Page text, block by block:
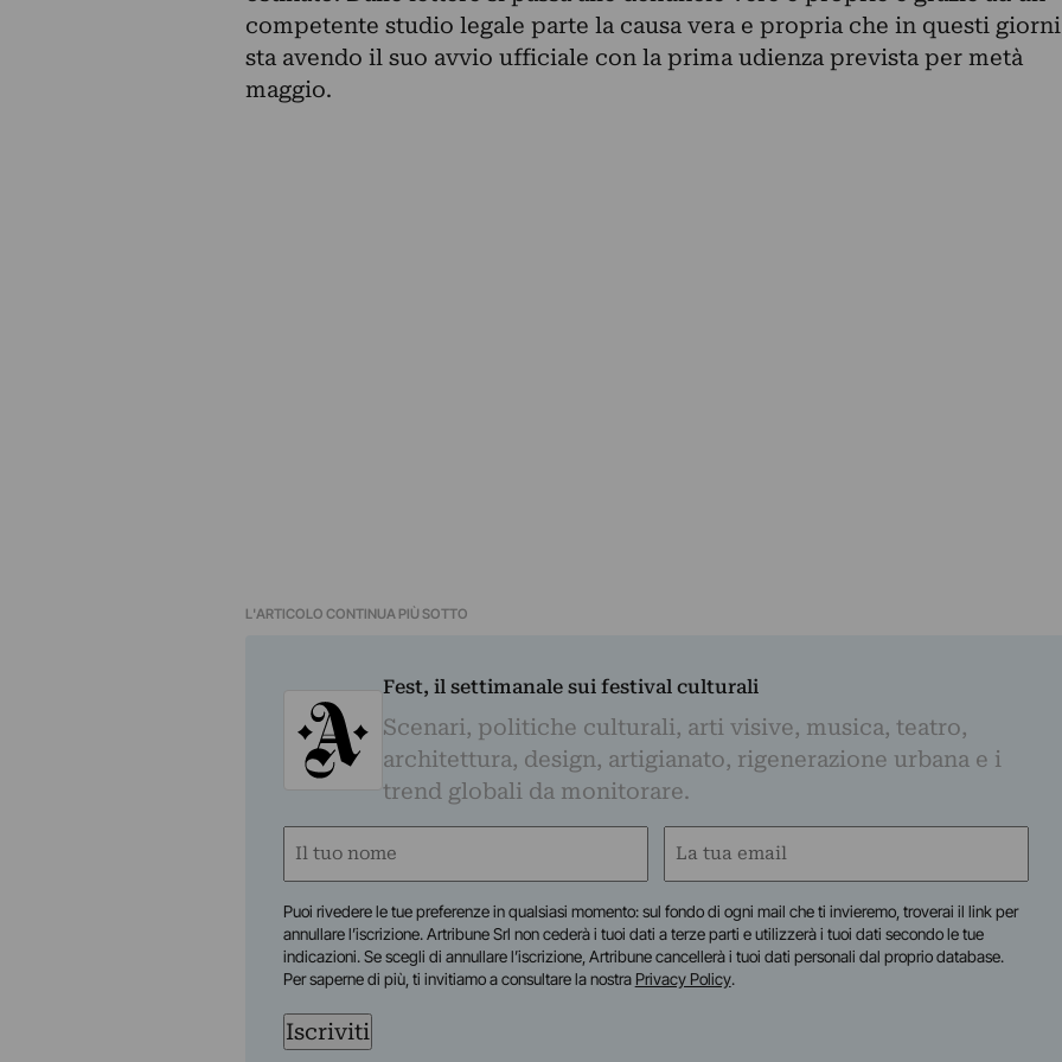
competente studio legale parte la causa vera e propria che in questi giorni
sta avendo il suo avvio ufficiale con la prima udienza prevista per metà
maggio.
L'ARTICOLO CONTINUA PIÙ SOTTO
Fest, il settimanale sui festival culturali
Scenari, politiche culturali, arti visive, musica, teatro,
architettura, design, artigianato, rigenerazione urbana e i
trend globali da monitorare.
Nome
Email
Puoi rivedere le tue preferenze in qualsiasi momento: sul fondo di ogni mail che ti invieremo, troverai il link per
annullare l’iscrizione. Artribune Srl non cederà i tuoi dati a terze parti e utilizzerà i tuoi dati secondo le tue
indicazioni. Se scegli di annullare l’iscrizione, Artribune cancellerà i tuoi dati personali dal proprio database.
Per saperne di più, ti invitiamo a consultare la nostra Privacy Policy.
Iscriviti